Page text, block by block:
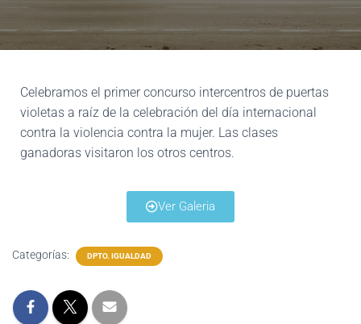
Celebramos el primer concurso intercentros de puertas
violetas a raíz de la celebración del día internacional
contra la violencia contra la mujer. Las clases
ganadoras visitaron los otros centros.
Ver Galeria
Categorías: DPTO. IGUALDAD